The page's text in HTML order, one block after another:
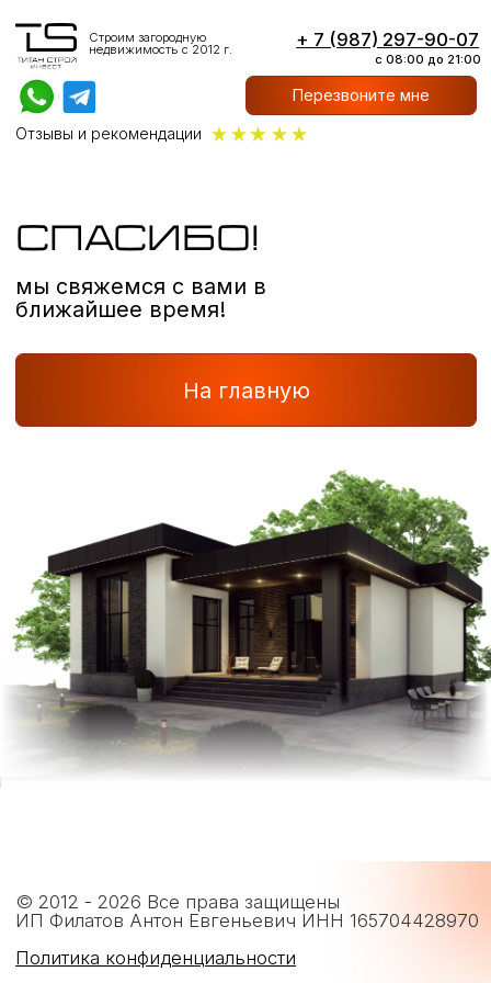
Строим загородную
недвижимость с 2012 г. + 7 (987) 297-90-07
с 08:00 до 21:00
ближайшее время!
На главную
Отзывы и рекомендации
Любая информация, предоставленная на данном сайте,
в частности, касающаяся характеристик, наличия,
стоимости объектов носит исключительно
информационный характер и ни при каких условиях
не является публичной офертой, определяемой
© 2012 - 2026 Все права защищены
ИП Филатов Антон Евгеньевич ИНН 165704428970
Политика конфиденциальности